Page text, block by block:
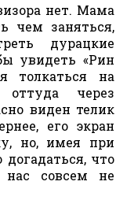
нет. Мама
чем заняться,
дурацкие
увидеть «Рин
толкаться на
через
виден телик
его экран
но, имея при
что
нас совсем не